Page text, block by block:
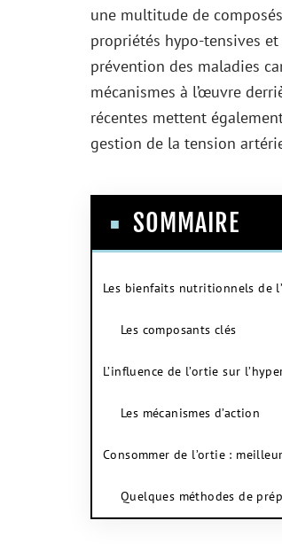
une multitude de
propriétés hypo-tensives
prévention des maladies
mécanismes à l’œuvre
récentes mettent
gestion de la tension
SOMMAIRE
Les bienfaits nutritionnels de
Les composants clés
L’influence de l’ortie sur
Les mécanismes d’action
Consommer de l’ortie :
Quelques méthodes de